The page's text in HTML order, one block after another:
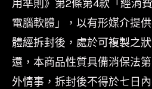
用準則》第2條第4款「經消
電腦軟體」，以有形媒介提
體經拆封後，處於可複製之
還，本商品性質具備消保法
外情事，拆封後不得於七日